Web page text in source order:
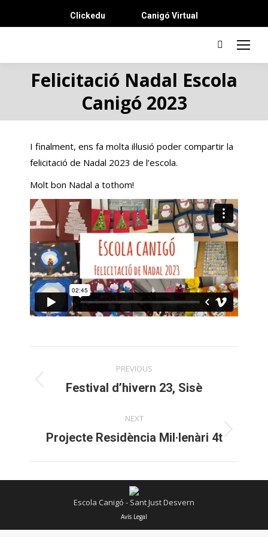
Clickedu Canigó Virtual
Search:
Felicitació Nadal Escola
Canigó 2023
I finalment, ens fa molta il·lusió poder compartir la
felicitació de Nadal 2023 de l’escola.
Molt bon Nadal a tothom!
navigation
PREVIOUS
Previous
Festival d’hivern 23, Sisè
NEXT
Next
Projecte Residència Mil·lenàri 4t
Escola Canigó - Sant Just Desvern
Avís Legal